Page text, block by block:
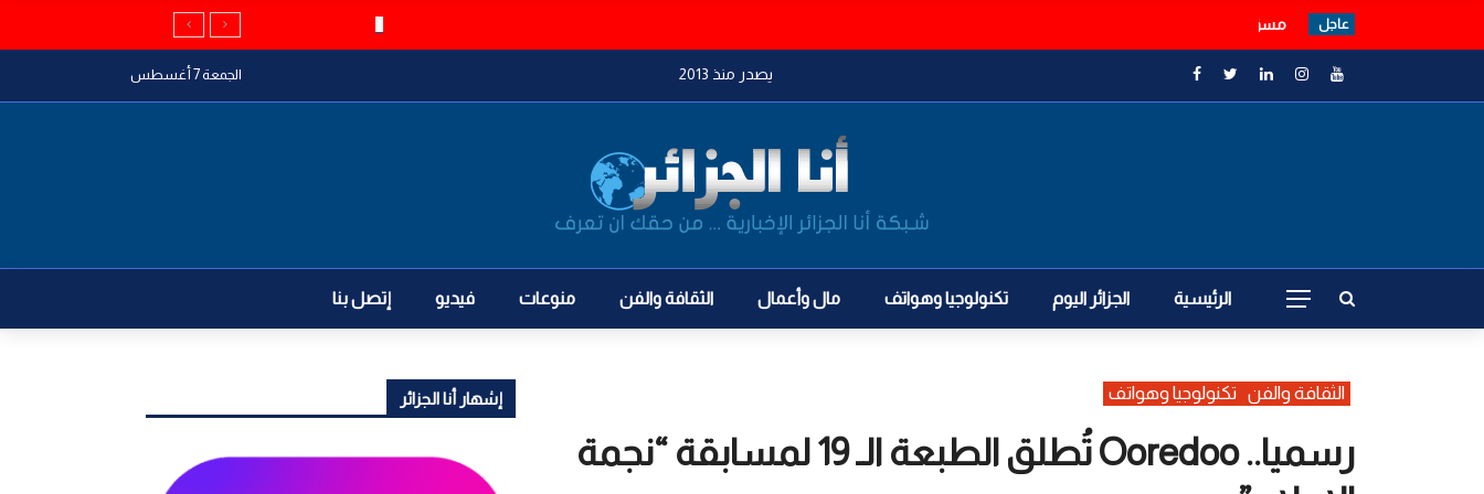
عاجل مسؤول سعودي: فصائل عراقية تنسق مع الحوثي والحرس الثوري لشن هجمات ضد المملكة
الجمعة 7 أغسطس يصدر منذ 2013
الرئيسية الجزائر اليوم تكنولوجيا وهواتف مال وأعمال الثقافة والفن منوعات فيديو إتصل بنا
الثقافة والفن تكنولوجيا وهواتف
رسميا.. Ooredoo تُطلق الطبعة الـ 19 لمسابقة “نجمة
إشهار أنا الجزائر